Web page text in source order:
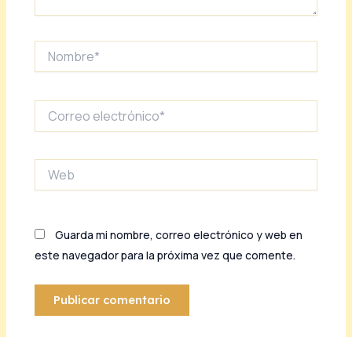
electrónico*
Guarda mi nombre, correo electrónico y web en
este navegador para la próxima vez que comente.